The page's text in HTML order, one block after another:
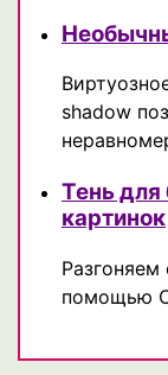
shadow
Тень для
картинок
Разгоняем
помощью